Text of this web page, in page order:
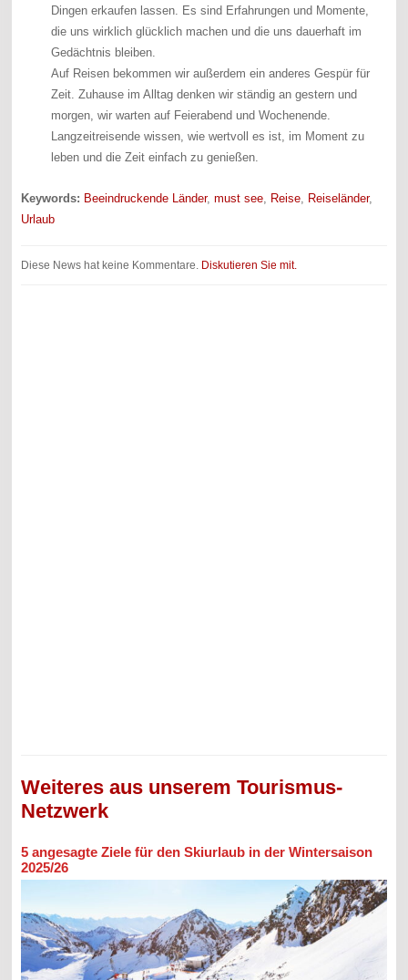
Dingen erkaufen lassen. Es sind Erfahrungen und Momente,
die uns wirklich glücklich machen und die uns dauerhaft im
Gedächtnis bleiben.
Auf Reisen bekommen wir außerdem ein anderes Gespür für
Zeit. Zuhause im Alltag denken wir ständig an gestern und
morgen, wir warten auf Feierabend und Wochenende.
Langzeitreisende wissen, wie wertvoll es ist, im Moment zu
leben und die Zeit einfach zu genießen.
Keywords: Beeindruckende Länder,must see, Reise, Reiseländer,
Urlaub
Diese News hat keine Kommentare. Diskutieren Sie mit.
Weiteres aus unserem Tourismus-
Netzwerk
5 angesagte Ziele für den Skiurlaub in der Wintersaison
2025/26